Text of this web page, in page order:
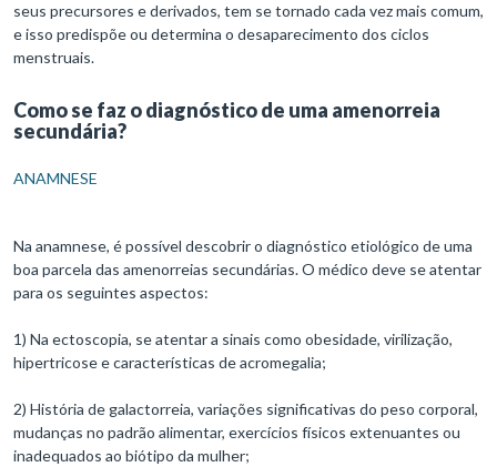
seus precursores e derivados, tem se tornado cada vez mais comum,
e isso predispõe ou determina o desaparecimento dos ciclos
menstruais.
Como se faz o diagnóstico de uma amenorreia
secundária?
ANAMNESE
Na anamnese, é possível descobrir o diagnóstico etiológico de uma
boa parcela das amenorreias secundárias. O médico deve se atentar
para os seguintes aspectos:
1) Na ectoscopia, se atentar a sinais como obesidade, virilização,
hipertricose e características de acromegalia;
2) História de galactorreia, variações significativas do peso corporal,
mudanças no padrão alimentar, exercícios físicos extenuantes ou
inadequados ao biótipo da mulher;